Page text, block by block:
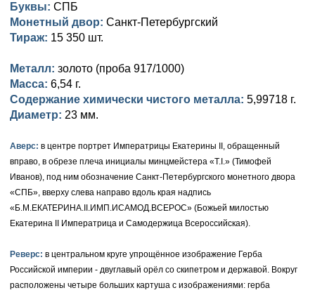
Германская оккупация
Для Финляндии
Памятные и донативные
Серебро
Медь
Для Финляндии
Памятные и донативные
Золото
Серебро
Медь
Для Финляндии
Николай I (1825-1855)
Платина, золото
Серебро
Медь
Русско-Польские
Для Польши
Александр I (1801-1825)
Золото
Серебро
Для Грузии
Для Польши
Павел I (1796-1801)
Золото
Медь
Екатерина II (1762-1796)
Серебро
Медь
Таврические монеты
Елизавета I (1741-1762)
Золото
Для Пруссии
Иоанн Антонович (1740-1741)
Екатерина I (1725-1727)
Буквы: СПБ
Монетный двор: Санкт-Петербургский
Тираж: 15 350 шт.
Металл: золото (проба 917/1000)
Масса: 6,54 г.
Содержание химически чистого металла: 5,99718 г.
Диаметр: 23 мм.
Аверс: в центре портрет Императрицы Екатерины II, обращенный
вправо, в обрезе плеча инициалы минцмейстера «T.I.» (Тимофей
Иванов), под ним обозначение Санкт-Петербургского монетного двора
«СПБ», вверху слева направо вдоль края надпись
«Б.М.ЕКАТЕРИНА.II.ИМП.ИСАМОД.ВСЕРОС» (Божьей милостью
Екатерина II Императрица и Самодержица Всероссийская).
Реверс: в центральном круге упрощённое изображение Герба
Российской империи - двуглавый орёл со скипетром и державой. Вокруг
расположены четыре больших картуша с изображениями: герба